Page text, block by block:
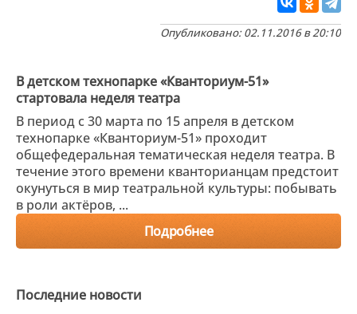
Опубликовано: 02.11.2016 в 20:10
В детском технопарке «Кванториум-51»
стартовала неделя театра
В период с 30 марта по 15 апреля в детском
технопарке «Кванториум-51» проходит
общефедеральная тематическая неделя театра. В
течение этого времени кванторианцам предстоит
окунуться в мир театральной культуры: побывать
в роли актёров, ...
Подробнее
Последние новости